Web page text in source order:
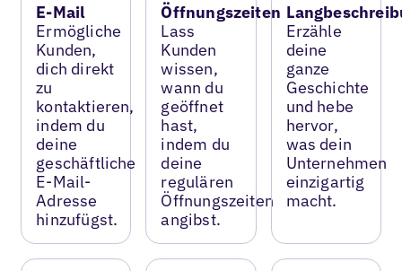
E-Mail
Ermögliche
Kunden,
dich direkt
zu
kontaktieren,
indem du
deine
geschäftliche
E-Mail-
Adresse
hinzufügst.
Öffnungszeiten
Lass
Kunden
wissen,
wann du
geöffnet
hast,
indem du
deine
regulären
Öffnungszeiten
angibst.
Erzähle
deine
ganze
Geschichte
und hebe
hervor,
was dein
Unternehmen
einzigartig
macht.